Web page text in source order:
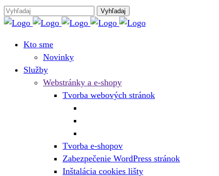
Kto sme
Novinky
Služby
Webstránky a e-shopy
Tvorba webových stránok
Tvorba e-shopov
Zabezpečenie WordPress stránok
Inštalácia cookies lišty